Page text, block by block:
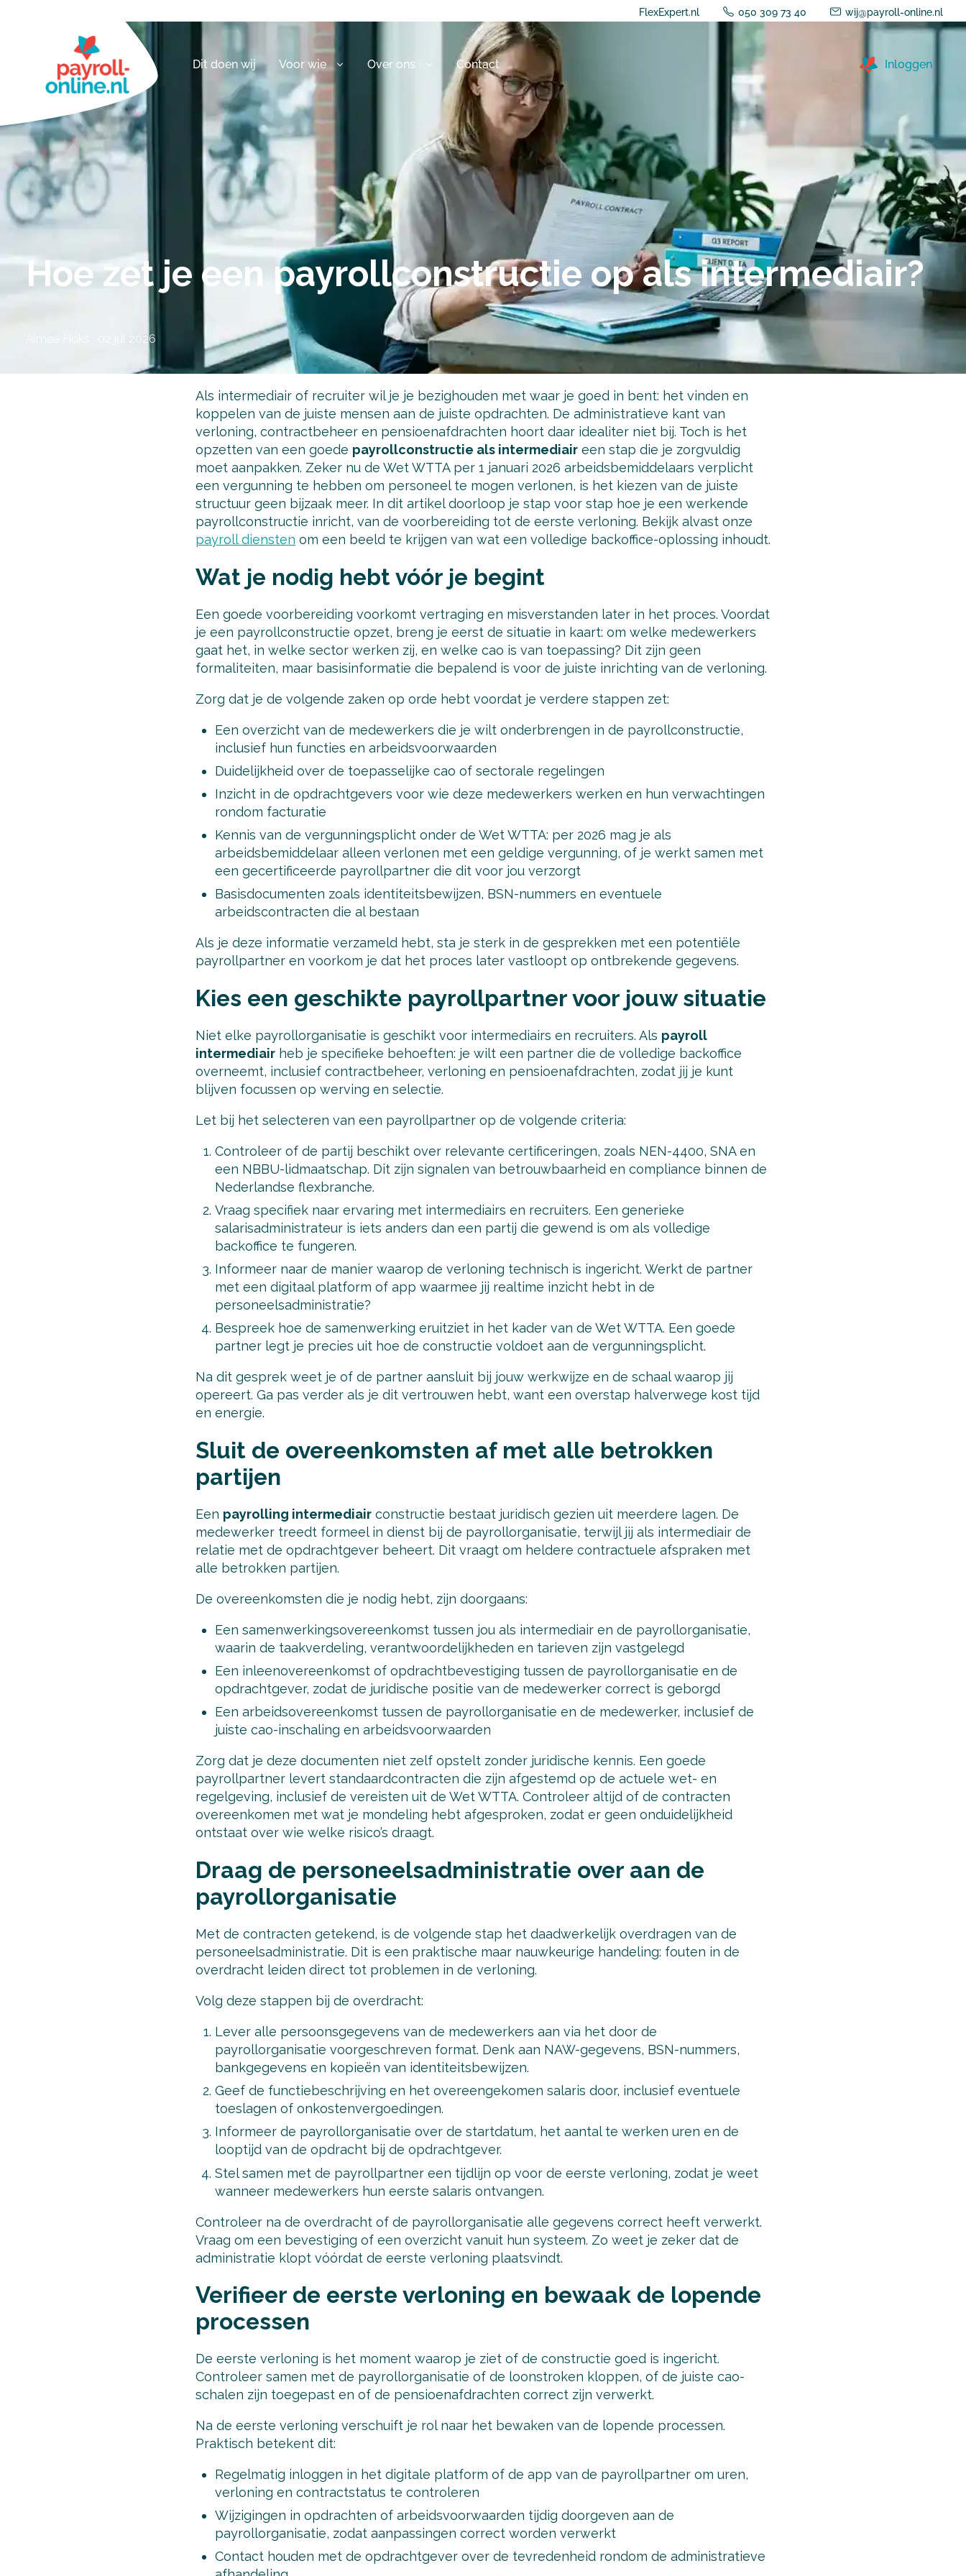
FlexExpert.nl 050 309 73 40 wij@payroll-online.nl
Dit doen wij Voor wie Over ons Contact Inloggen
Hoe zet je een payrollconstructie op als intermediair?
02 jul 2026
Als intermediair of recruiter wil je je bezighouden met waar je goed in bent: het vinden en
koppelen van de juiste mensen aan de juiste opdrachten. De administratieve kant van
verloning, contractbeheer en pensioenafdrachten hoort daar idealiter niet bij. Toch is het
opzetten van een goede payrollconstructie als intermediair een stap die je zorgvuldig
moet aanpakken. Zeker nu de Wet WTTA per 1 januari 2026 arbeidsbemiddelaars verplicht
een vergunning te hebben om personeel te mogen verlonen, is het kiezen van de juiste
structuur geen bijzaak meer. In dit artikel doorloop je stap voor stap hoe je een werkende
payrollconstructie inricht, van de voorbereiding tot de eerste verloning. Bekijk alvast onze
payroll diensten om een beeld te krijgen van wat een volledige backoffice-oplossing inhoudt.
Wat je nodig hebt vóór je begint
Een goede voorbereiding voorkomt vertraging en misverstanden later in het proces. Voordat
je een payrollconstructie opzet, breng je eerst de situatie in kaart: om welke medewerkers
gaat het, in welke sector werken zij, en welke cao is van toepassing? Dit zijn geen
formaliteiten, maar basisinformatie die bepalend is voor de juiste inrichting van de verloning.
Zorg dat je de volgende zaken op orde hebt voordat je verdere stappen zet:
Een overzicht van de medewerkers die je wilt onderbrengen in de payrollconstructie,
inclusief hun functies en arbeidsvoorwaarden
Duidelijkheid over de toepasselijke cao of sectorale regelingen
Inzicht in de opdrachtgevers voor wie deze medewerkers werken en hun verwachtingen
rondom facturatie
Kennis van de vergunningsplicht onder de Wet WTTA: per 2026 mag je als
arbeidsbemiddelaar alleen verlonen met een geldige vergunning, of je werkt samen met
een gecertificeerde payrollpartner die dit voor jou verzorgt
Basisdocumenten zoals identiteitsbewijzen, BSN-nummers en eventuele
arbeidscontracten die al bestaan
Als je deze informatie verzameld hebt, sta je sterk in de gesprekken met een potentiële
payrollpartner en voorkom je dat het proces later vastloopt op ontbrekende gegevens.
Kies een geschikte payrollpartner voor jouw situatie
Niet elke payrollorganisatie is geschikt voor intermediairs en recruiters. Als payroll
intermediair heb je specifieke behoeften: je wilt een partner die de volledige backoffice
overneemt, inclusief contractbeheer, verloning en pensioenafdrachten, zodat jij je kunt
blijven focussen op werving en selectie.
Let bij het selecteren van een payrollpartner op de volgende criteria:
Controleer of de partij beschikt over relevante certificeringen, zoals NEN-4400, SNA en
een NBBU-lidmaatschap. Dit zijn signalen van betrouwbaarheid en compliance binnen de
Nederlandse flexbranche.
Vraag specifiek naar ervaring met intermediairs en recruiters. Een generieke
salarisadministrateur is iets anders dan een partij die gewend is om als volledige
backoffice te fungeren.
Informeer naar de manier waarop de verloning technisch is ingericht. Werkt de partner
met een digitaal platform of app waarmee jij realtime inzicht hebt in de
personeelsadministratie?
Bespreek hoe de samenwerking eruitziet in het kader van de Wet WTTA. Een goede
partner legt je precies uit hoe de constructie voldoet aan de vergunningsplicht.
Na dit gesprek weet je of de partner aansluit bij jouw werkwijze en de schaal waarop jij
opereert. Ga pas verder als je dit vertrouwen hebt, want een overstap halverwege kost tijd
en energie.
Sluit de overeenkomsten af met alle betrokken
partijen
Een payrolling intermediair constructie bestaat juridisch gezien uit meerdere lagen. De
medewerker treedt formeel in dienst bij de payrollorganisatie, terwijl jij als intermediair de
relatie met de opdrachtgever beheert. Dit vraagt om heldere contractuele afspraken met
alle betrokken partijen.
De overeenkomsten die je nodig hebt, zijn doorgaans:
Een samenwerkingsovereenkomst tussen jou als intermediair en de payrollorganisatie,
waarin de taakverdeling, verantwoordelijkheden en tarieven zijn vastgelegd
Een inleenovereenkomst of opdrachtbevestiging tussen de payrollorganisatie en de
opdrachtgever, zodat de juridische positie van de medewerker correct is geborgd
Een arbeidsovereenkomst tussen de payrollorganisatie en de medewerker, inclusief de
juiste cao-inschaling en arbeidsvoorwaarden
Zorg dat je deze documenten niet zelf opstelt zonder juridische kennis. Een goede
payrollpartner levert standaardcontracten die zijn afgestemd op de actuele wet- en
regelgeving, inclusief de vereisten uit de Wet WTTA. Controleer altijd of de contracten
overeenkomen met wat je mondeling hebt afgesproken, zodat er geen onduidelijkheid
ontstaat over wie welke risico’s draagt.
Draag de personeelsadministratie over aan de
payrollorganisatie
Met de contracten getekend, is de volgende stap het daadwerkelijk overdragen van de
personeelsadministratie. Dit is een praktische maar nauwkeurige handeling: fouten in de
overdracht leiden direct tot problemen in de verloning.
Volg deze stappen bij de overdracht:
Lever alle persoonsgegevens van de medewerkers aan via het door de
payrollorganisatie voorgeschreven format. Denk aan NAW-gegevens, BSN-nummers,
bankgegevens en kopieën van identiteitsbewijzen.
Geef de functiebeschrijving en het overeengekomen salaris door, inclusief eventuele
toeslagen of onkostenvergoedingen.
Informeer de payrollorganisatie over de startdatum, het aantal te werken uren en de
looptijd van de opdracht bij de opdrachtgever.
Stel samen met de payrollpartner een tijdlijn op voor de eerste verloning, zodat je weet
wanneer medewerkers hun eerste salaris ontvangen.
Controleer na de overdracht of de payrollorganisatie alle gegevens correct heeft verwerkt.
Vraag om een bevestiging of een overzicht vanuit hun systeem. Zo weet je zeker dat de
administratie klopt vóórdat de eerste verloning plaatsvindt.
Verifieer de eerste verloning en bewaak de lopende
processen
De eerste verloning is het moment waarop je ziet of de constructie goed is ingericht.
Controleer samen met de payrollorganisatie of de loonstroken kloppen, of de juiste cao-
schalen zijn toegepast en of de pensioenafdrachten correct zijn verwerkt.
Na de eerste verloning verschuift je rol naar het bewaken van de lopende processen.
Praktisch betekent dit:
Regelmatig inloggen in het digitale platform of de app van de payrollpartner om uren,
verloning en contractstatus te controleren
Wijzigingen in opdrachten of arbeidsvoorwaarden tijdig doorgeven aan de
payrollorganisatie, zodat aanpassingen correct worden verwerkt
Contact houden met de opdrachtgever over de tevredenheid rondom de administratieve